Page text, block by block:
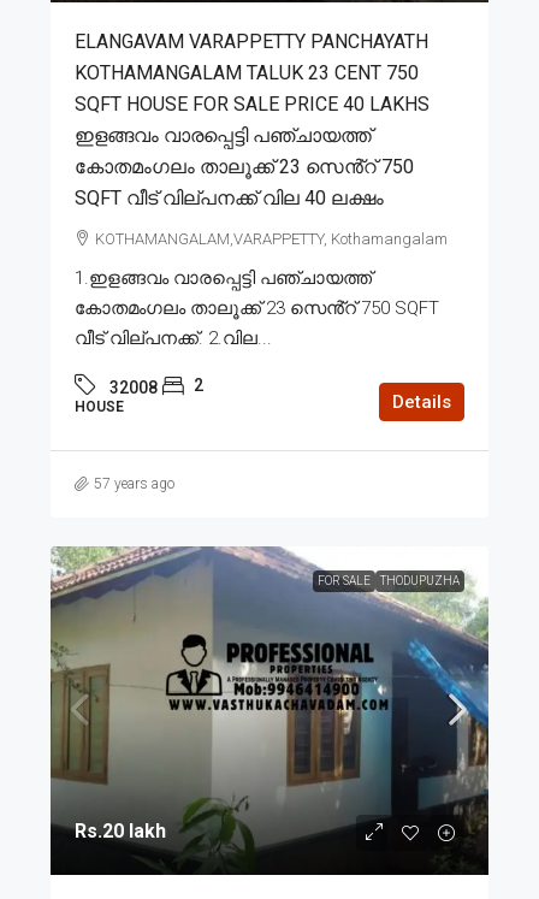
ELANGAVAM VARAPPETTY PANCHAYATH
KOTHAMANGALAM TALUK 23 CENT 750
SQFT HOUSE FOR SALE PRICE 40 LAKHS
ഇളങ്ങവം വാരപ്പെട്ടി പഞ്ചായത്ത്
കോതമംഗലം താലൂക്ക് 23 സെൻ്റ് 750
SQFT വീട് വില്പനക്ക് വില 40 ലക്ഷം
KOTHAMANGALAM,VARAPPETTY, Kothamangalam
1.ഇളങ്ങവം വാരപ്പെട്ടി പഞ്ചായത്ത്
കോതമംഗലം താലൂക്ക് 23 സെൻ്റ് 750 SQFT
വീട് വില്പനക്ക്. 2.വില...
32008 2
HOUSE Details
57 years ago
FOR SALE THODUPUZHA
Rs.20 lakh